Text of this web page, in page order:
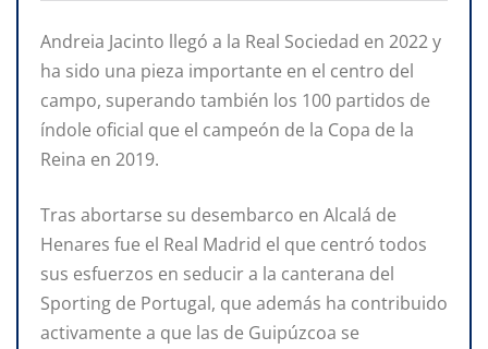
Andreia Jacinto llegó a la Real Sociedad en 2022 y
ha sido una pieza importante en el centro del
campo, superando también los 100 partidos de
índole oficial que el campeón de la Copa de la
Reina en 2019.
Tras abortarse su desembarco en Alcalá de
Henares fue el Real Madrid el que centró todos
sus esfuerzos en seducir a la canterana del
Sporting de Portugal, que además ha contribuido
activamente a que las de Guipúzcoa se